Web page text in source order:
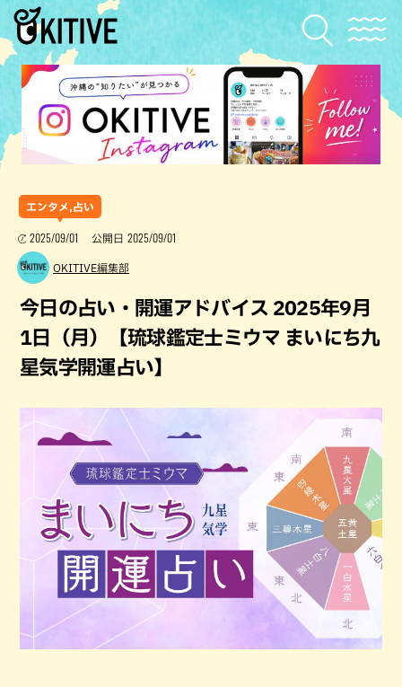
エンタメ,占い
2025/09/01 公開日 2025/09/01
OKITIVE編集部
今日の占い・開運アドバイス 2025年9月
1日（月）【琉球鑑定士ミウマ まいにち九
星気学開運占い】